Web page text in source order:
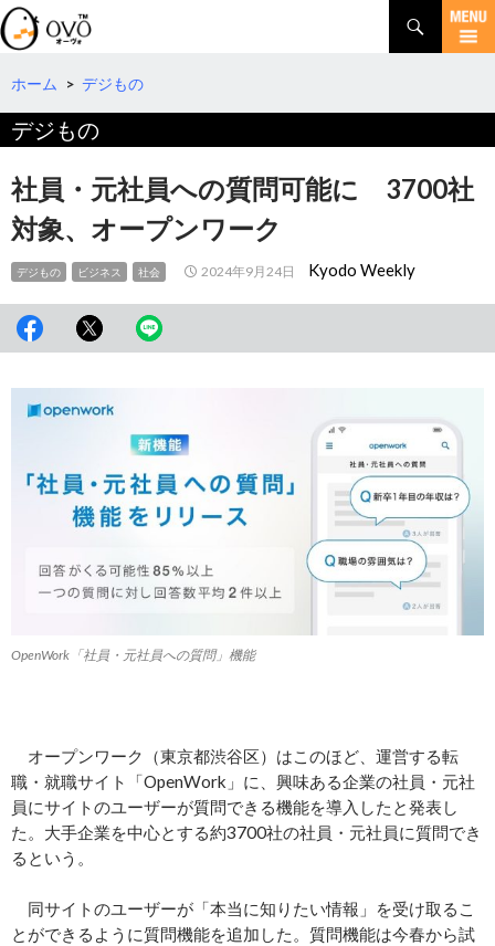
検
索
コ
テ
ツ
へ
動
ホーム > デジもの
デジもの
社員・元社員への質問可能に 3700社
対象、オープンワーク
デジもの ビジネス 社会 2024年9月24日 Kyodo Weekly
OpenWork「社員・元社員への質問」機能
オープンワーク（東京都渋谷区）はこのほど、運営する転
職・就職サイト「OpenWork」に、興味ある企業の社員・元社
員にサイトのユーザーが質問できる機能を導入したと発表し
た。大手企業を中心とする約3700社の社員・元社員に質問でき
るという。
同サイトのユーザーが「本当に知りたい情報」を受け取るこ
とができるように質問機能を追加した。質問機能は今春から試